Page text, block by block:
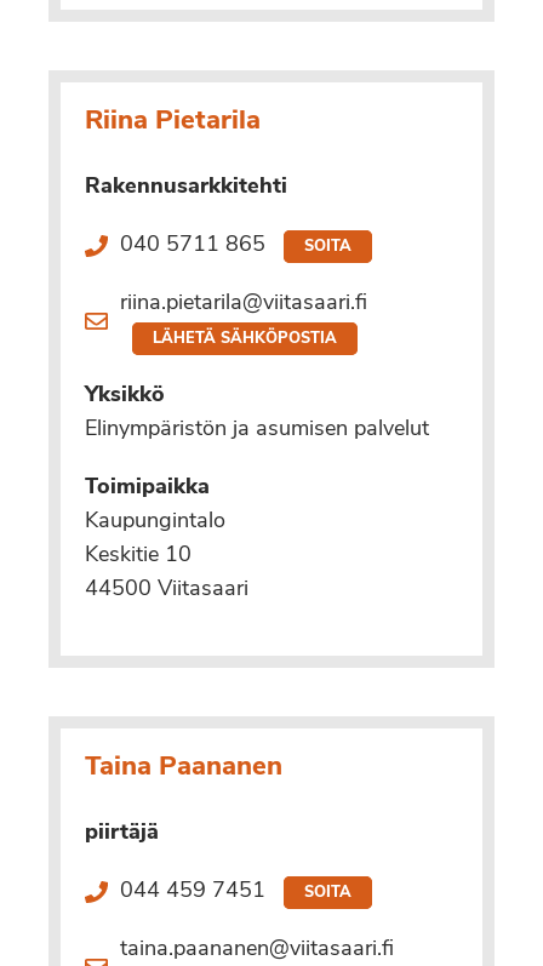
Riina Pietarila
Rakennusarkkitehti
040 5711 865 SOITA
riina.pietarila@viitasaari.fi
LÄHETÄ SÄHKÖPOSTIA
Yksikkö
Elinympäristön ja asumisen palvelut
Toimipaikka
Kaupungintalo
Keskitie 10
44500 Viitasaari
Taina Paananen
piirtäjä
044 459 7451 SOITA
taina.paananen@viitasaari.fi